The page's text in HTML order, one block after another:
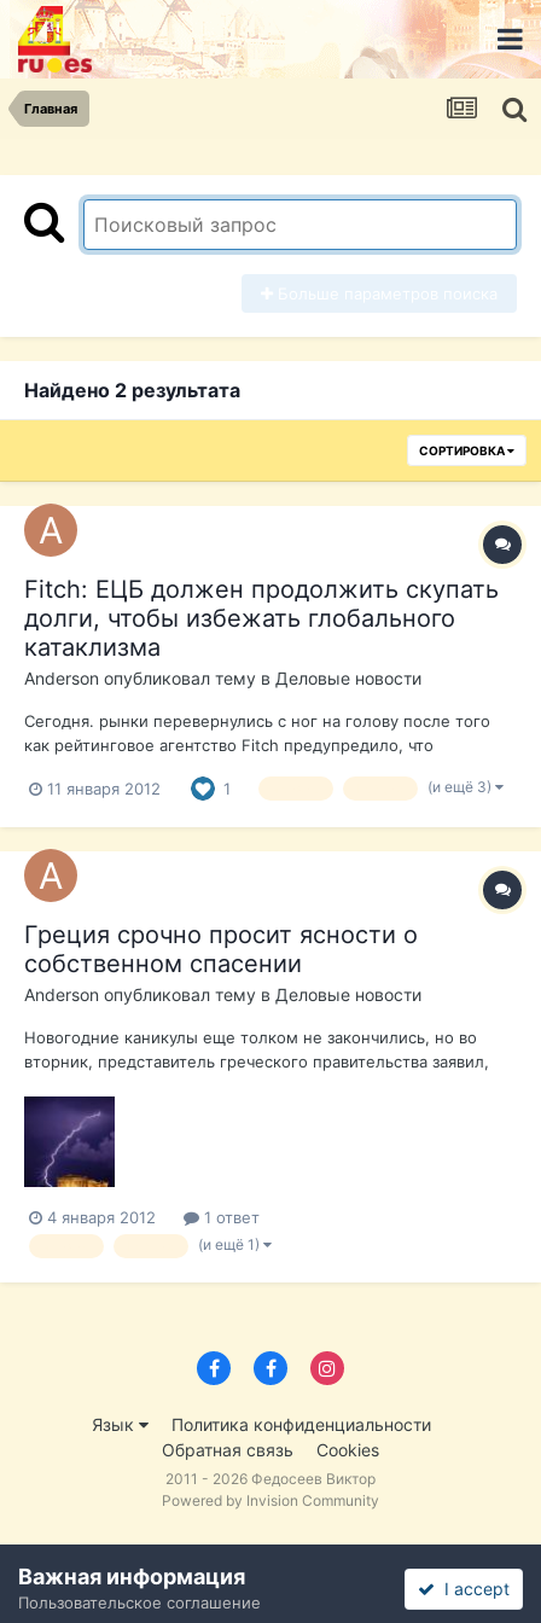
Главная
Найдено 2 результата
СОРТИРОВКА
Fitch: ЕЦБ должен продолжить скупать
долги, чтобы избежать глобального
катаклизма
Anderson опубликовал тему в Деловые новости
Сегодня. рынки перевернулись с ног на голову после того
как рейтинговое агентство Fitch предупредило, что
суверенных долгов, чтобы поддержать Италию и избежать
11 января 2012 1 (и ещё 3)
Греция срочно просит ясности о
собственном спасении
Anderson опубликовал тему в Деловые новости
Новогодние каникулы еще толком не закончились, но во
вторник, представитель греческого правительства заявил,
вопроса останется ли его страна в составе зоны евро.
Переговоры по Спасительному соглашению с ЕС должны
быть завершены или... В новы...
4 января 2012 1 ответ
(и ещё 1)
Язык
Политика конфиденциальности
Обратная связь
Cookies
2011 - 2026 Федосеев Виктор
Powered by Invision Community
Важная информация
Пользовательское соглашение
I accept